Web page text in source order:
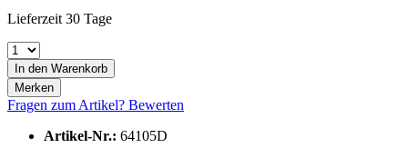
Lieferzeit 30 Tage
In den Warenkorb
Merken
Fragen zum Artikel? Bewerten
Artikel-Nr.: 64105D